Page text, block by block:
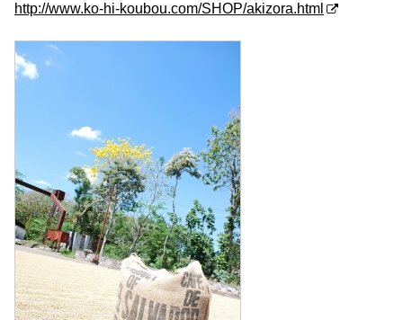
http://www.ko-hi-koubou.com/SHOP/akizora.html